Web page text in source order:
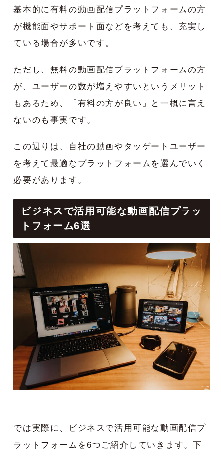
基本的に有料の動画配信プラットフォームの方
が機能面やサポート面などを考えても、充実し
ている場合が多いです。
ただし、無料の動画配信プラットフォームの方
が、ユーザーの数が増えやすいというメリット
もあるため、「有料の方が良い」と一概に言え
ないのも事実です。
この辺りは、自社の動画やタッゲートユーザー
を考えて最適なプラットフォームを選んでいく
必要があります。
ビジネスで活用可能な動画配信プラッ
トフォーム6選
では実際に、ビジネスで活用可能な動画配信プ
ラットフォームを6つご紹介していきます。下